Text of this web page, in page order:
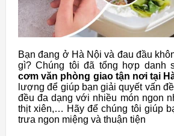
Bạn đang ở Hà Nội và đau đầu
gì? Chúng tôi đã tổng hợp danh
cơm văn phòng giao tận nơi tại
lượng để giúp bạn giải quyết vấn
đều đa dạng với nhiều món ngon
thịt xiên,… Hãy để chúng tôi giúp
trưa ngon miệng và thuận tiện